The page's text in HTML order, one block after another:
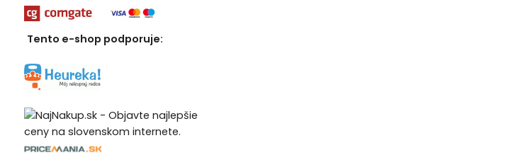
Tento e-shop podporuje: